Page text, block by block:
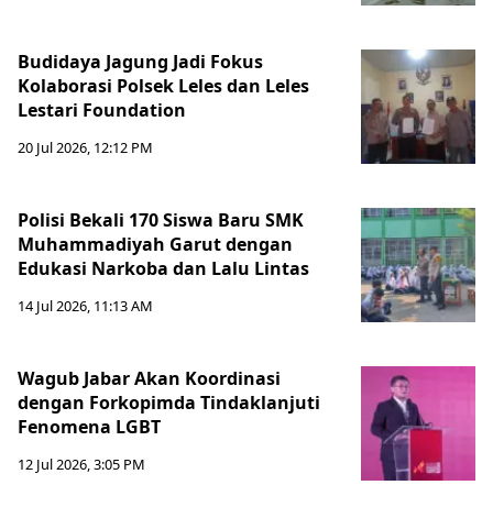
Budidaya Jagung Jadi Fokus
Kolaborasi Polsek Leles dan Leles
Lestari Foundation
20 Jul 2026, 12:12 PM
Polisi Bekali 170 Siswa Baru SMK
Muhammadiyah Garut dengan
Edukasi Narkoba dan Lalu Lintas
14 Jul 2026, 11:13 AM
Wagub Jabar Akan Koordinasi
dengan Forkopimda Tindaklanjuti
Fenomena LGBT
12 Jul 2026, 3:05 PM